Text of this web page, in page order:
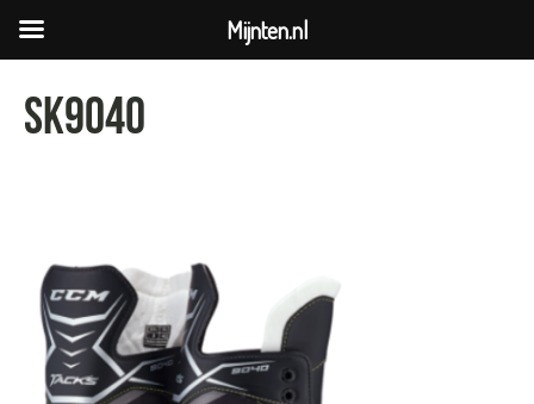
sk9040
Mijnten.nl